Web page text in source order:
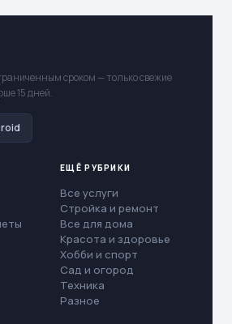
сроком — только свежие
15 дней.
ЕЩЁ РУБРИКИ
Все услуги
Стройка и ремонт
Все для дома
Красота и здоровье
Хобби и спорт
Сад и огород
Техника
Разное